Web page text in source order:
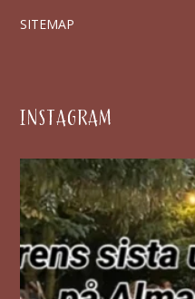
SITEMAP
INSTAGRAM